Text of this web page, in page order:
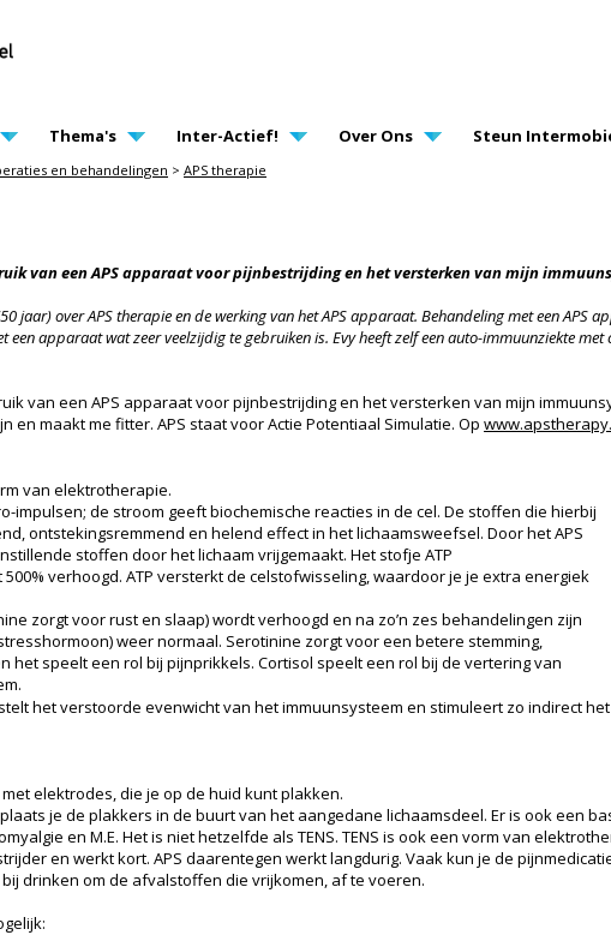
NAVIGATION
Thema's Inter-Actief! Over Ons Steun
en behandelingen > APS therapie
van een APS apparaat voor pijnbestrijding en het versterken van mijn
jaar) over APS therapie en de werking van het APS apparaat. Behandeling met een APS
een apparaat wat zeer veelzijdig te gebruiken is. Evy heeft zelf een auto-immuunziekte
van een APS apparaat voor pijnbestrijding en het versterken van mijn
en maakt me fitter. APS staat voor Actie Potentiaal Simulatie. Op
van elektrotherapie.
impulsen; de stroom geeft biochemische reacties in de cel. De stoffen die hierbij
ontstekingsremmend en helend effect in het lichaamsweefsel. Door het APS
stoffen door het lichaam vrijgemaakt. Het stofje ATP
verhoogd. ATP versterkt de celstofwisseling, waardoor je je extra energiek
zorgt voor rust en slaap) wordt verhoogd en na zo’n zes behandelingen zijn
weer normaal. Serotinine zorgt voor een betere stemming,
het speelt een rol bij pijnprikkels. Cortisol speelt een rol bij de vertering van
het verstoorde evenwicht van het immuunsysteem en stimuleert zo indirect
elektrodes, die je op de huid kunt plakken.
je de plakkers in de buurt van het aangedane lichaamsdeel. Er is ook een
en M.E. Het is niet hetzelfde als TENS. TENS is ook een vorm van
en werkt kort. APS daarentegen werkt langdurig. Vaak kun je de
drinken om de afvalstoffen die vrijkomen, af te voeren.